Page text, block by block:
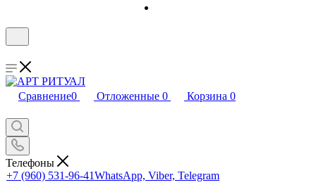
Сравнение0 Отложенные 0 Корзина 0
Телефоны
+7 (960) 531-96-41WhatsApp, Viber, Telegram